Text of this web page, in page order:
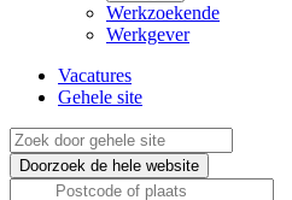
Werkzoekende
Werkgever
Vacatures
Gehele site